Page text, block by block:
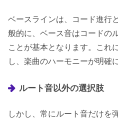
ベースラインは、コード進行
般的に、ベース音はコードの
ことが基本となります。これ
し、楽曲のハーモニーが明確
ルート音以外の選択肢
しかし、常にルート音だけを